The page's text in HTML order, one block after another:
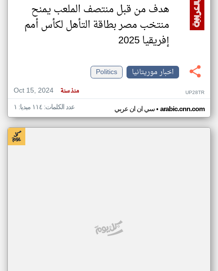
هدف من قبل منتصف الملعب يمنح
منتخب مصر بطاقة التأهل لكأس أمم
إفريقيا 2025
اخبار موريتانيا
Politics
Oct 15, 2024
منذ سنة UP28TR
سي ان ان عربي• arabic.cnn.com عدد الكلمات: ١١٤ ميديا: ١